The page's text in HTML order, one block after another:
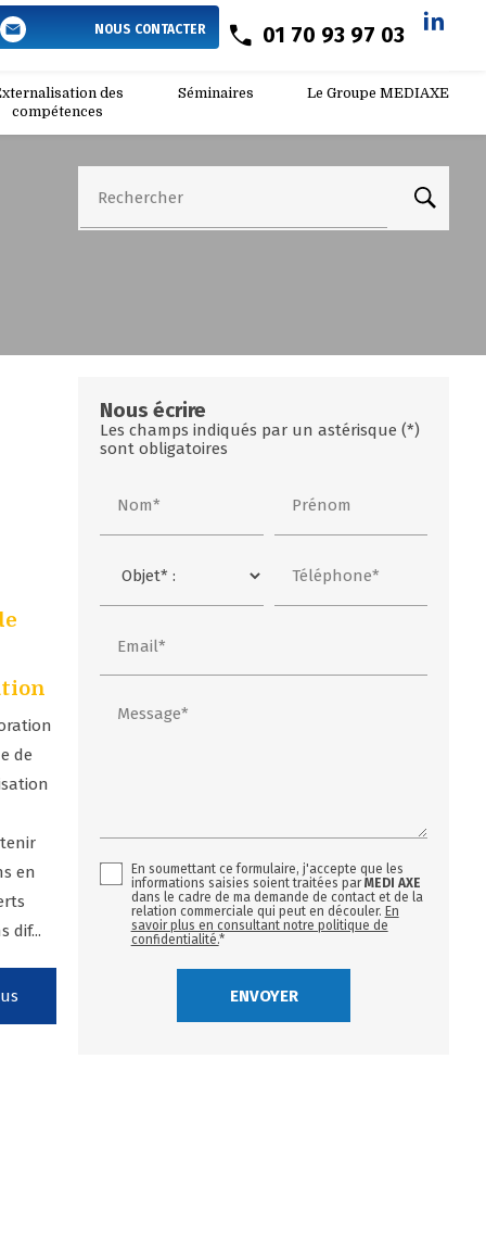
NOUS CONTACTER 01 70 93 97 03
des
compétences
Séminaires Le Groupe MEDIAXE
Conseil et support en méthodologie essai clinique Montpellier
Rechercher
de
en
dif...
Nous écrire
Les champs indiqués par un astérisque (*)
sont obligatoires
Nom* Prénom
Téléphone*
Email*
Message*
En soumettant ce formulaire, j'accepte que les
informations saisies soient traitées parMEDI AXE
dans le cadre de ma demande de contact et de la
relation commerciale qui peut en découler. En
savoir plus en consultant notre politique de
confidentialité.*